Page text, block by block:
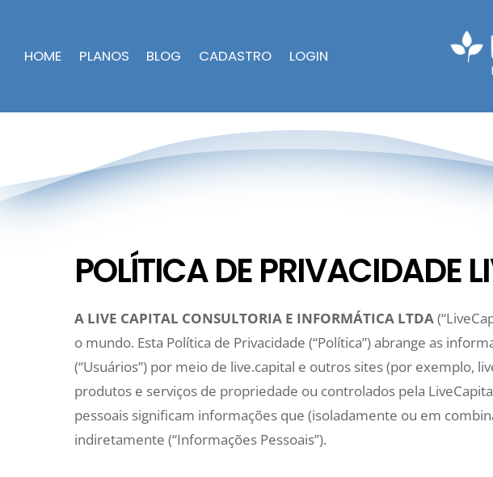
HOME PLANOS BLOG CADASTRO LOGIN
POLÍTICA DE PRIVACIDADE
A LIVE CAPITAL CONSULTORIA E INFORMÁTICA LTDA
o mundo. Esta Política de Privacidade (“Política”) abrange as
(“Usuários”) por meio de live.capital e outros sites (por exemplo,
produtos e serviços de propriedade ou controlados pela
pessoais significam informações que (isoladamente ou em
indiretamente (“Informações Pessoais”).